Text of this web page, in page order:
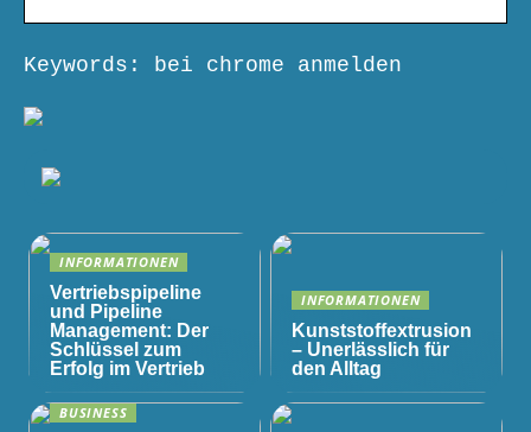
Keywords: bei chrome anmelden
INFORMATIONEN
Vertriebspipeline
und Pipeline
Management: Der
Schlüssel zum
Erfolg im Vertrieb
INFORMATIONEN
Kunststoffextrusion
– Unerlässlich für
den Alltag
BUSINESS